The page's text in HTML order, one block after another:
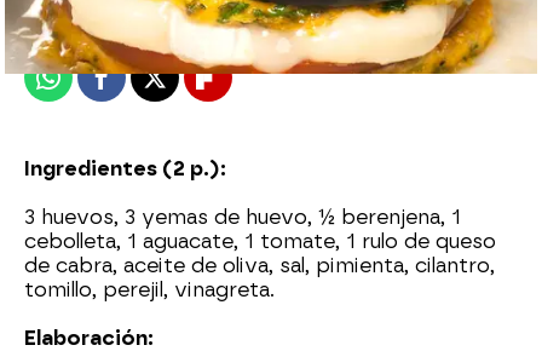
Publicado:07 de mayo de 2015, 11:51
WhatsappFacebook
X Flipboard
Ingredientes (2 p.):
3 huevos, 3 yemas de huevo, ½ berenjena, 1
cebolleta, 1 aguacate, 1 tomate, 1 rulo de queso
de cabra, aceite de oliva, sal, pimienta, cilantro,
tomillo, perejil, vinagreta.
Elaboración: